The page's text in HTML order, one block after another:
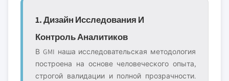
1. Дизайн Исследования И
Контроль Аналитиков
В GMI наша исследовательская методология
построена на основе человеческого опыта,
строгой валидации и полной прозрачности.